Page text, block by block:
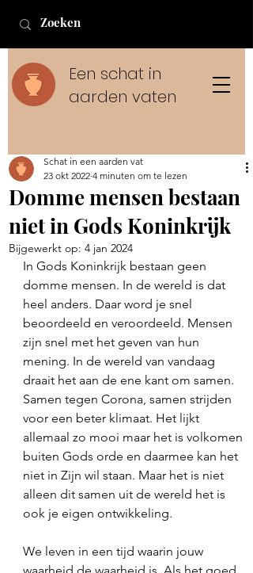
Een schat in
aarden vaten
Domme mensen bestaan
niet in Gods Koninkrijk
Schat in een aarden vat
23 okt 2022 4 minuten om te lezen
Bijgewerkt op: 4 jan 2024
In Gods Koninkrijk bestaan geen
domme mensen. In de wereld is dat
heel anders. Daar word je snel
beoordeeld en veroordeeld. Mensen
zijn snel met het geven van hun
mening. In de wereld van vandaag
draait het aan de ene kant om samen.
Samen tegen Corona, samen strijden
voor een beter klimaat. Het lijkt
allemaal zo mooi maar het is volkomen
buiten Gods orde en daarmee kan het
niet in Zijn wil staan. Maar het is niet
alleen dit samen uit de wereld het is
ook je eigen ontwikkeling.
We leven in een tijd waarin jouw